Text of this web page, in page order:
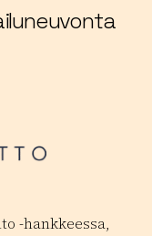
-hankkeessa,